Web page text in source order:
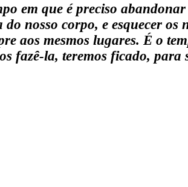
em que é preciso
nosso corpo, e esquecer os
aos mesmos lugares. É o
fazê-la, teremos ficado, para